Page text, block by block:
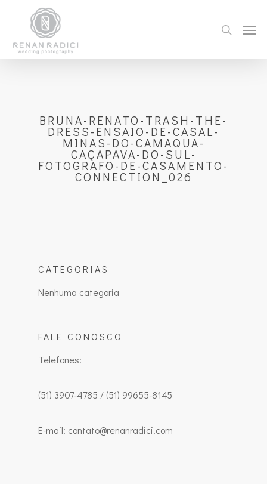
BRUNA-RENATO-TRASH-THE-
DRESS-ENSAIO-DE-CASAL-
MINAS-DO-CAMAQUA-
CAÇAPAVA-DO-SUL-
FOTOGRAFO-DE-CASAMENTO-
CONNECTION_026
CATEGORIAS
Nenhuma categoria
FALE CONOSCO
Telefones:
(51) 3907-4785 / (51) 99655-8145
E-mail: contato@renanradici.com